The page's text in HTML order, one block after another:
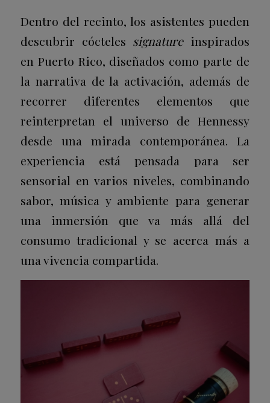
Dentro del recinto, los asistentes pueden
descubrir cócteles signatureinspirados
en Puerto Rico, diseñados como parte de
la narrativa de la activación, además de
recorrer diferentes elementos que
reinterpretan el universo de Hennessy
desde una mirada contemporánea. La
experiencia está pensada para ser
sensorial en varios niveles, combinando
sabor, música y ambiente para generar
una inmersión que va más allá del
consumo tradicional y se acerca más a
una vivencia compartida.